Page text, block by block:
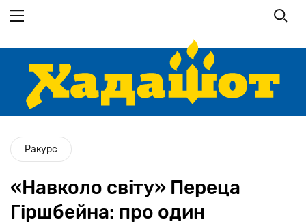
основного
Ракурс
«Навколо свiту» Переца
Гіршбейна: про один